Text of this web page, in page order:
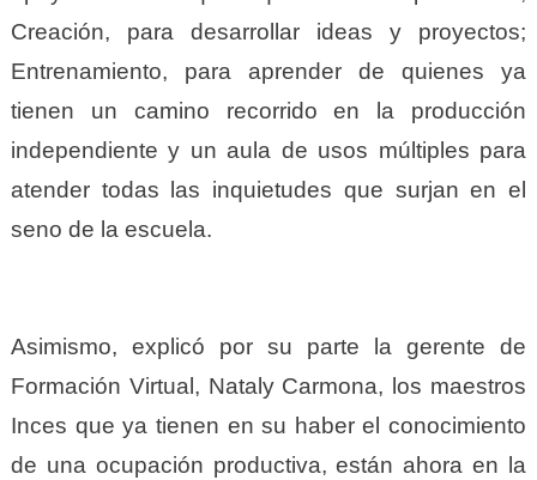
Creación, para desarrollar ideas y proyectos;
Entrenamiento, para aprender de quienes ya
tienen un camino recorrido en la producción
independiente y un aula de usos múltiples para
atender todas las inquietudes que surjan en el
seno de la escuela.
Asimismo, explicó por su parte la gerente de
Formación Virtual, Nataly Carmona, los maestros
Inces que ya tienen en su haber el conocimiento
de una ocupación productiva, están ahora en la